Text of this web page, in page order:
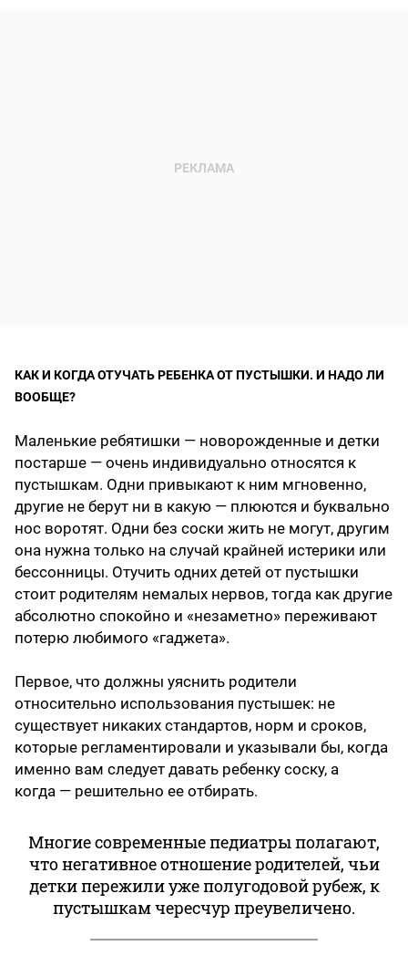
КАК И КОГДА ОТУЧАТЬ РЕБЕНКА ОТ ПУСТЫШКИ. И НАДО ЛИ
ВООБЩЕ?
Маленькие ребятишки — новорожденные и детки
постарше — очень индивидуально относятся к
пустышкам. Одни привыкают к ним мгновенно,
другие не берут ни в какую — плюются и буквально
нос воротят. Одни без соски жить не могут, другим
она нужна только на случай крайней истерики или
бессонницы. Отучить одних детей от пустышки
стоит родителям немалых нервов, тогда как другие
абсолютно спокойно и «незаметно» переживают
потерю любимого «гаджета».
Первое, что должны уяснить родители
относительно использования пустышек: не
существует никаких стандартов, норм и сроков,
которые регламентировали и указывали бы, когда
именно вам следует давать ребенку соску, а
когда — решительно ее отбирать.
Многие современные педиатры полагают,
что негативное отношение родителей, чьи
детки пережили уже полугодовой рубеж, к
пустышкам чересчур преувеличено.